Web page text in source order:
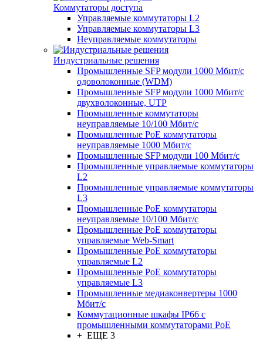
Коммутаторы доступа
Управляемые коммутаторы L2
Управляемые коммутаторы L3
Неуправляемые коммутаторы
Индустриальные решения
Промышленные SFP модули 1000 Мбит/c
одоволоконные (WDM)
Промышленные SFP модули 1000 Мбит/c
двухволоконные, UTP
Промышленные коммутаторы
неуправляемые 10/100 Мбит/с
Промышленные PoE коммутаторы
неуправляемые 1000 Мбит/с
Промышленные SFP модули 100 Мбит/c
Промышленные управляемые коммутаторы
L2
Промышленные управляемые коммутаторы
L3
Промышленные PoE коммутаторы
неуправляемые 10/100 Мбит/с
Промышленные PoE коммутаторы
управляемые Web-Smart
Промышленные PoE коммутаторы
управляемые L2
Промышленные PoE коммутаторы
управляемые L3
Промышленные медиаконвертеры 1000
Мбит/с
Коммутационные шкафы IP66 c
промышленными коммутаторами PoE
+ ЕЩЕ 3